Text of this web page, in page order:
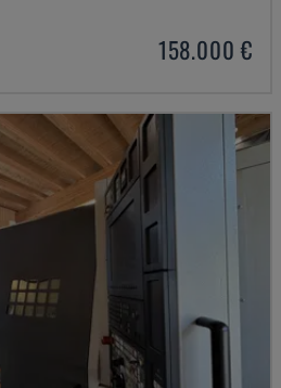
158.000 €